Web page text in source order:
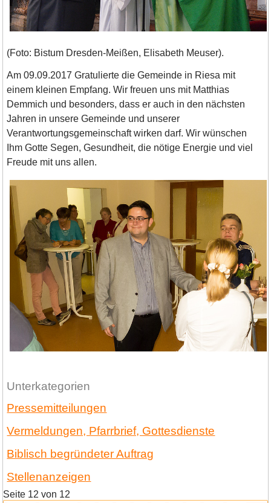
(Foto: Bistum Dresden-Meißen, Elisabeth Meuser).
Am 09.09.2017 Gratulierte die Gemeinde in Riesa mit
einem kleinen Empfang. Wir freuen uns mit Matthias
Demmich und besonders, dass er auch in den nächsten
Jahren in unsere Gemeinde und unserer
Verantwortungsgemeinschaft wirken darf. Wir wünschen
Ihm Gotte Segen, Gesundheit, die nötige Energie und viel
Freude mit uns allen.
Unterkategorien
Pressemitteilungen
Vermeldungen, Pfarrbrief, Gottesdienste
Biblisch begründeter Auftrag
Stellenanzeigen
Seite 12 von 12